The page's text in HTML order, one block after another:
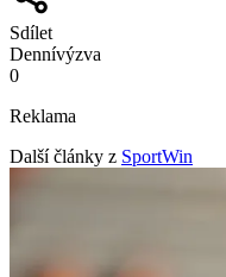
Sdílet
Dennívýzva
0
Reklama
Další články z SportWin